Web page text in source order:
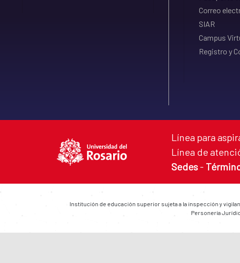
Correo
SIAR
Campus
Registro y
Línea para
Línea de
Sedes -
Institución de educación superior sujeta a la inspección y
Personería